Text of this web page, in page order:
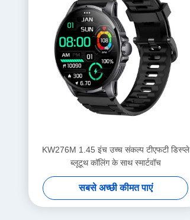
KW276M 1.45 इंच उच्च संकल्प टीएफटी डिस्प्ले
ब्लूटूथ कॉलिंग के साथ स्मार्टवॉच
सबसे अच्छी कीमत पाएं